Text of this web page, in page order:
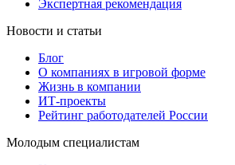
Экспертная рекомендация
Новости и статьи
Блог
О компаниях в игровой форме
Жизнь в компании
ИТ-проекты
Рейтинг работодателей России
Молодым специалистам